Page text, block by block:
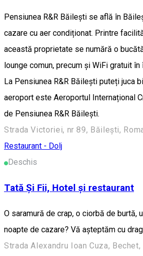
Pensiunea R&R Băilești se află în
cazare cu aer condiționat. Printre
această proprietate se numără o
lounge comun, precum și WiFi gratuit
La Pensiunea R&R Băilești puteți juca
aeroport este Aeroportul Internațional
de Pensiunea R&R Băilești.
Strada Victoriei, nr 89, Băilești,
Restaurant - Dolj
Deschis
Tată Și Fii, Hotel și restaurant
O saramură de crap, o ciorbă de burtă,
noapte de cazare? Vă așteptăm cu
Strada Alexandru Ioan Cuza, Bechet,